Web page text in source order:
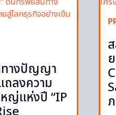
างปัญญา
ลงความ
ญ่แห่งปี “IP